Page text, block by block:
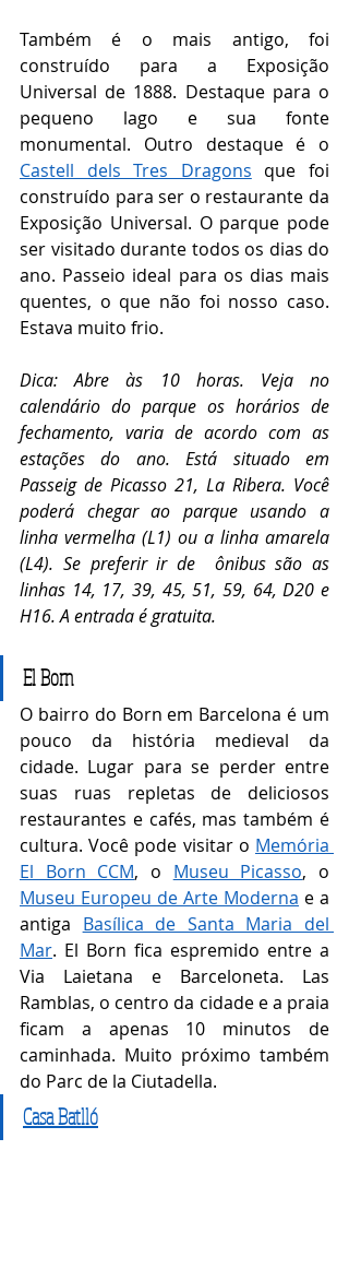
Também é o mais antigo, foi
construído para a Exposição
Universal de 1888. Destaque para o
pequeno lago e sua fonte
Castell dels Tres Dragons que foi
construído para ser o restaurante da
Exposição Universal. O parque pode
ser visitado durante todos os dias do
ano. Passeio ideal para os dias mais
quentes, o que não foi nosso caso.
Estava muito frio.
Dica: Abre às 10 horas. Veja no
calendário do parque os horários de
fechamento, varia de acordo com as
estações do ano. Está situado em
Passeig de Picasso 21, La Ribera. Você
poderá chegar ao parque usando a
linha vermelha (L1) ou a linha amarela
(L4). Se preferir ir de  ônibus são as
linhas 14, 17, 39, 45, 51, 59, 64, D20 e
H16. A entrada é gratuita.
El Born
O bairro do Born em Barcelona é um
pouco da história medieval da
cidade. Lugar para se perder entre
suas ruas repletas de deliciosos
restaurantes e cafés, mas também é
cultura. Você pode visitar o Memória
El Born CCM, o Museu Picasso
Museu Europeu de Arte Moderna e a
antiga Basílica de Santa Maria del
Mar. El Born fica espremido entre a
Via Laietana e Barceloneta. Las
Ramblas, o centro da cidade e a praia
ficam a apenas 10 minutos de
caminhada. Muito próximo também
do Parc de la Ciutadella.
Casa Batlló